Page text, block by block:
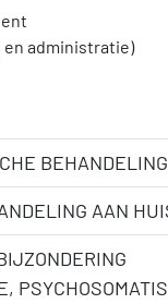
administratie)
AAN